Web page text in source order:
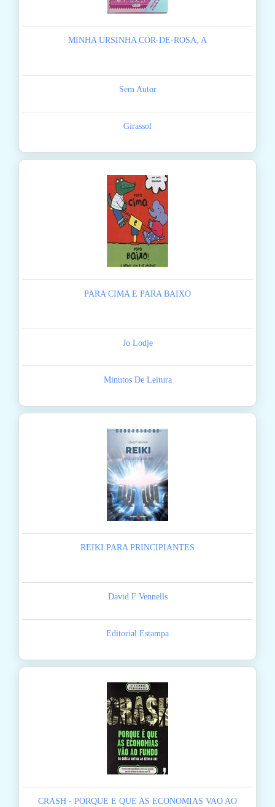
MINHA URSINHA COR-DE-ROSA, A
Sem Autor
Girassol
PARA CIMA E PARA BAIXO
Jo Lodje
Minutos De Leitura
REIKI PARA PRINCIPIANTES
David F Vennells
Editorial Estampa
CRASH - PORQUE E QUE AS ECONOMIAS VAO AO